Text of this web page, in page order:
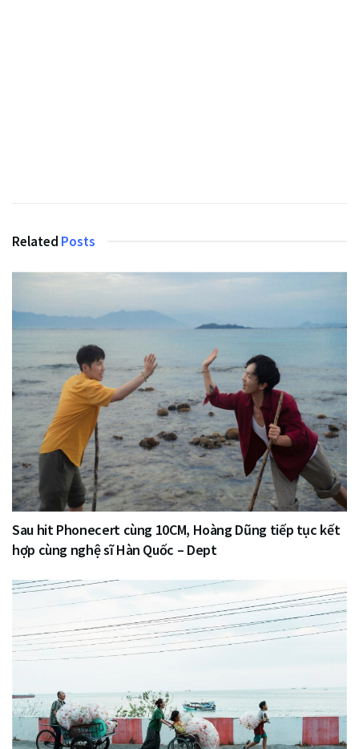
Related Posts
Sau hit Phonecert cùng 10CM, Hoàng Dũng tiếp tục kết
hợp cùng nghệ sĩ Hàn Quốc – Dept